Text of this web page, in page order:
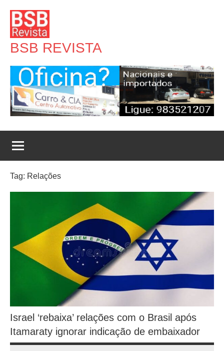
para
conteúdo
BSB REVISTA
Tag: Relações
Israel ‘rebaixa’ relações com o Brasil após
Itamaraty ignorar indicação de embaixador